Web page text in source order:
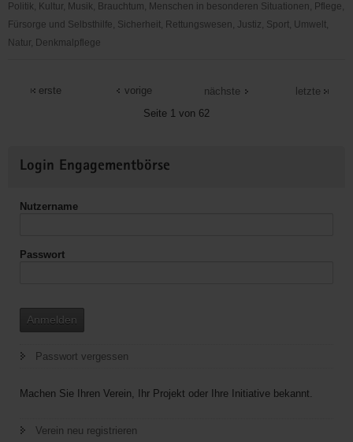
Politik, Kultur, Musik, Brauchtum, Menschen in besonderen Situationen, Pflege,
Fürsorge und Selbsthilfe, Sicherheit, Rettungswesen, Justiz, Sport, Umwelt,
Natur, Denkmalpflege
erste
vorige
Seite 1 von 62
nächste letzte
Informationen
Login Engagementbörse
Nutzername
Passwort
Anmelden
Passwort vergessen
Machen Sie Ihren Verein, Ihr Projekt oder Ihre Initiative bekannt.
Verein neu registrieren